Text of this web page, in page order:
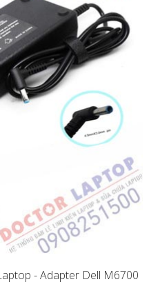
- Adapter Dell M6700